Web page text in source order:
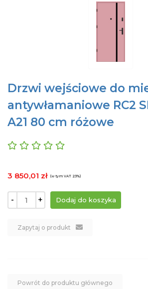
Drzwi wejściowe do
antywłamaniowe RC2
A21 80 cm różowe
3 850,01 zł (w tym VAT 23%)
- +
Zapytaj o produkt
Powrót do produktu głównego